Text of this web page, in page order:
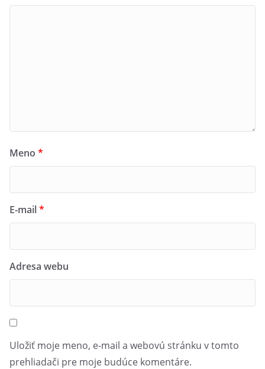
Meno *
E-mail*
Adresa webu
Uložiť moje meno, e-mail a webovú stránku v tomto
prehliadači pre moje budúce komentáre.